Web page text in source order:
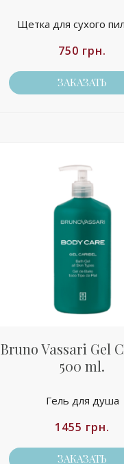
Щетка для сухого
750 грн.
ЗАКАЗАТЬ
Bruno Vassari Gel
500 ml.
Гель для душа
1455 грн.
ЗАКАЗАТЬ